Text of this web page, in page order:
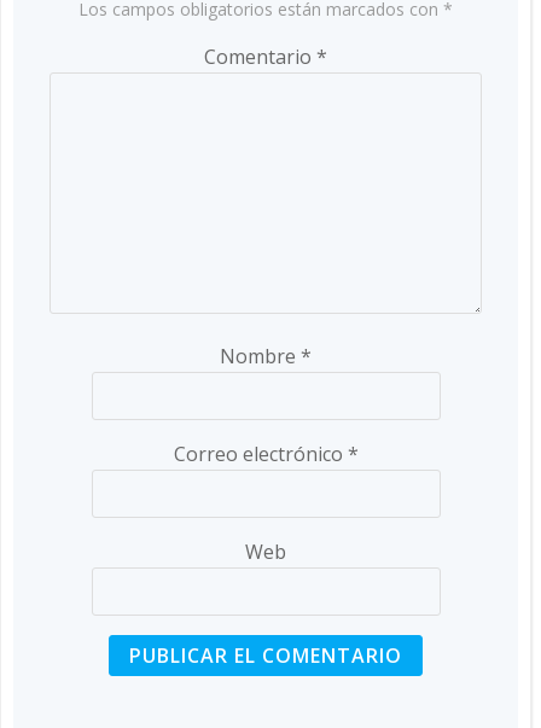
Los campos obligatorios están marcados con *
Comentario *
Nombre *
Correo electrónico *
Web